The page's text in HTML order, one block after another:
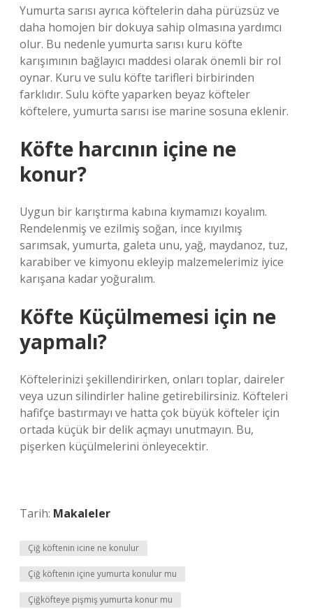
Yumurta sarısı ayrıca köftelerin daha pürüzsüz ve
daha homojen bir dokuya sahip olmasına yardımcı
olur. Bu nedenle yumurta sarısı kuru köfte
karışımının bağlayıcı maddesi olarak önemli bir rol
oynar. Kuru ve sulu köfte tarifleri birbirinden
farklıdır. Sulu köfte yaparken beyaz köfteler
köftelere, yumurta sarısı ise marine sosuna eklenir.
Köfte harcının içine ne
konur?
Uygun bir karıştırma kabına kıymamızı koyalım.
Rendelenmiş ve ezilmiş soğan, ince kıyılmış
sarımsak, yumurta, galeta unu, yağ, maydanoz, tuz,
karabiber ve kimyonu ekleyip malzemelerimiz iyice
karışana kadar yoğuralım.
Köfte Küçülmemesi için ne
yapmalı?
Köftelerinizi şekillendirirken, onları toplar, daireler
veya uzun silindirler haline getirebilirsiniz. Köfteleri
hafifçe bastırmayı ve hatta çok büyük köfteler için
ortada küçük bir delik açmayı unutmayın. Bu,
pişerken küçülmelerini önleyecektir.
Tarih: Makaleler
Çiğ köftenin icine ne konulur
Çiğ köftenin içine yumurta konulur mu
Çiğköfteye pişmiş yumurta konur mu